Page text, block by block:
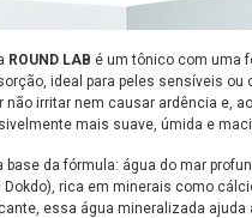
ROUND LAB é um tônico com uma
ideal para peles sensíveis ou
não irritar nem causar ardência e,
mais suave, úmida e
da fórmula: água do mar
Dokdo), rica em minerais como
essa água mineralizada ajuda